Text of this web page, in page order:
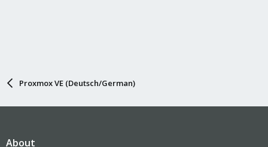
Proxmox VE (Deutsch/German)
About